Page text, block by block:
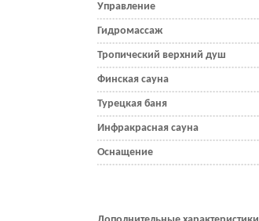
Управление
Гидромассаж
Тропический верхний душ
Финская сауна
Турецкая баня
Инфракрасная сауна
Оснащение